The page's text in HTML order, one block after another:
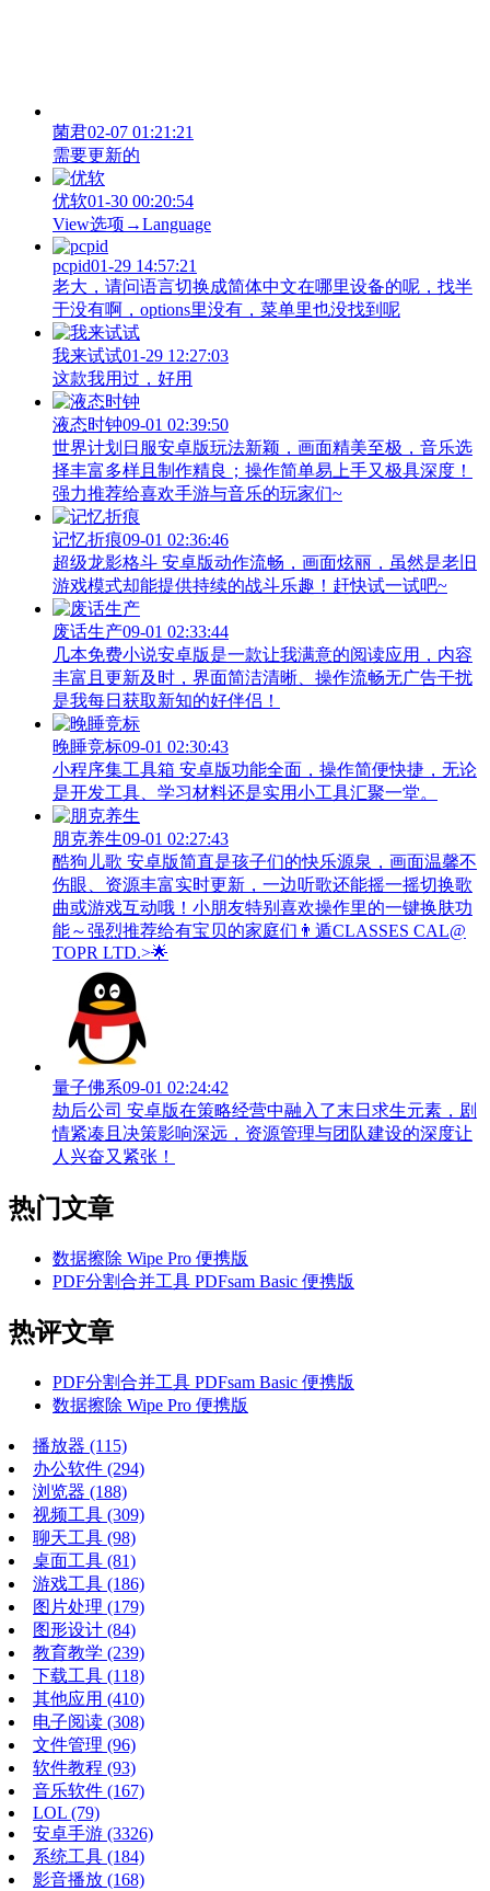
菌君02-07 01:21:21
需要更新的
优软01-30 00:20:54
View‌选项→Language
pcpid01-29 14:57:21
老大，请问语言切换成简体中文在哪里设备的呢，找半
于没有啊，options里没有，菜单里也没找到呢
我来试试01-29 12:27:03
这款我用过，好用
液态时钟09-01 02:39:50
世界计划日服安卓版玩法新颖，画面精美至极，音乐选
择丰富多样且制作精良；操作简单易上手又极具深度！
强力推荐给喜欢手游与音乐的玩家们~
记忆折痕09-01 02:36:46
超级龙影格斗 安卓版动作流畅，画面炫丽，虽然是老旧
游戏模式却能提供持续的战斗乐趣！赶快试一试吧~
废话生产09-01 02:33:44
几本免费小说安卓版是一款让我满意的阅读应用，内容
丰富且更新及时，界面简洁清晰、操作流畅无广告干扰
是我每日获取新知的好伴侣！
晚睡竞标09-01 02:30:43
小程序集工具箱 安卓版功能全面，操作简便快捷，无论
是开发工具、学习材料还是实用小工具汇聚一堂。
朋克养生09-01 02:27:43
酷狗儿歌 安卓版简直是孩子们的快乐源泉，画面温馨不
伤眼、资源丰富实时更新，一边听歌还能摇一摇切换歌
曲或游戏互动哦！小朋友特别喜欢操作里的一键换肤功
能～强烈推荐给有宝贝的家庭们👨‍遁️CLASSES CAL@
TOPR LTD.>🌟
量子佛系09-01 02:24:42
劫后公司 安卓版在策略经营中融入了末日求生元素，剧
情紧凑且决策影响深远，资源管理与团队建设的深度让
人兴奋又紧张！
热门文章
数据擦除 Wipe Pro 便携版
PDF分割合并工具 PDFsam Basic 便携版
热评文章
PDF分割合并工具 PDFsam Basic 便携版
数据擦除 Wipe Pro 便携版
播放器 (115)
办公软件 (294)
浏览器 (188)
视频工具 (309)
聊天工具 (98)
桌面工具 (81)
游戏工具 (186)
图片处理 (179)
图形设计 (84)
教育教学 (239)
下载工具 (118)
其他应用 (410)
电子阅读 (308)
文件管理 (96)
软件教程 (93)
音乐软件 (167)
LOL (79)
安卓手游 (3326)
系统工具 (184)
影音播放 (168)